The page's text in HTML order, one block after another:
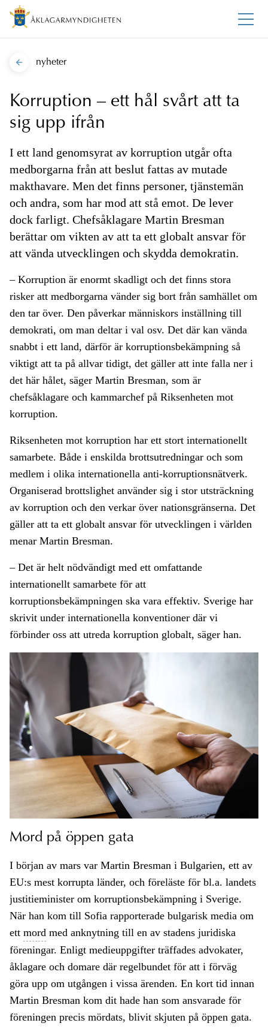
nyheter
Korruption – ett hål svårt att ta
sig upp ifrån
I ett land genomsyrat av korruption utgår ofta
medborgarna från att beslut fattas av mutade
makthavare. Men det finns personer, tjänstemän
och andra, som har mod att stå emot. De lever
dock farligt. Chefsåklagare Martin Bresman
berättar om vikten av att ta ett globalt ansvar för
att vända utvecklingen och skydda demokratin.
– Korruption är enormt skadligt och det finns stora
risker att medborgarna vänder sig bort från samhället om
den tar över. Den påverkar människors inställning till
demokrati, om man deltar i val osv. Det där kan vända
snabbt i ett land, därför är korruptionsbekämpning så
viktigt att ta på allvar tidigt, det gäller att inte falla ner i
det här hålet, säger Martin Bresman, som är
chefsåklagare och kammarchef på Riksenheten mot
korruption.
Riksenheten mot korruption har ett stort internationellt
samarbete. Både i enskilda brottsutredningar och som
medlem i olika internationella anti-korruptionsnätverk.
Organiserad brottslighet använder sig i stor utsträckning
av korruption och den verkar över nationsgränserna. Det
gäller att ta ett globalt ansvar för utvecklingen i världen
menar Martin Bresman.
– Det är helt nödvändigt med ett omfattande
internationellt samarbete för att
korruptionsbekämpningen ska vara effektiv. Sverige har
skrivit under internationella konventioner där vi
förbinder oss att utreda korruption globalt, säger han.
Mord på öppen gata
I början av mars var Martin Bresman i Bulgarien, ett av
EU:s mest korrupta länder, och föreläste för bl.a. landets
justitieminister om korruptionsbekämpning i Sverige.
När han kom till Sofia rapporterade bulgarisk media om
ett mord med anknytning till en av stadens juridiska
föreningar. Enligt medieuppgifter träffades advokater,
åklagare och domare där regelbundet för att i förväg
göra upp om utgången i vissa ärenden. En kort tid innan
Martin Bresman kom dit hade han som ansvarade för
föreningen precis mördats, blivit skjuten på öppen gata.